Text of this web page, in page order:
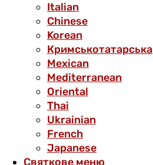
Italian
Chinese
Korean
Кримськотатарська
Mexican
Mediterranean
Oriental
Thai
Ukrainian
French
Japanese
Святкове меню